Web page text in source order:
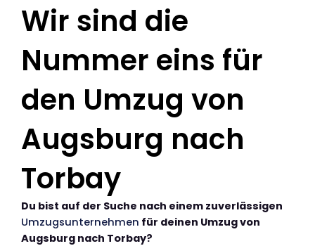
Wir sind die
Nummer eins für
den Umzug von
Augsburg nach
Torbay
Du bist auf der Suche nach einem zuverlässigen
Umzugsunternehmen für deinen Umzug von
Augsburg nach Torbay?